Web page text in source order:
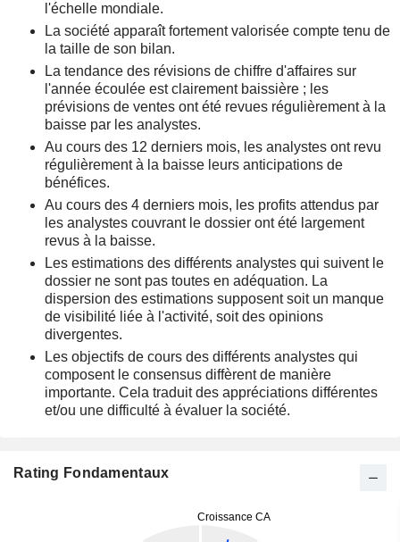
l'échelle mondiale.
La société apparaît fortement valorisée compte tenu de
la taille de son bilan.
La tendance des révisions de chiffre d'affaires sur
l'année écoulée est clairement baissière ; les
prévisions de ventes ont été revues régulièrement à la
baisse par les analystes.
Au cours des 12 derniers mois, les analystes ont revu
régulièrement à la baisse leurs anticipations de
bénéfices.
Au cours des 4 derniers mois, les profits attendus par
les analystes couvrant le dossier ont été largement
revus à la baisse.
Les estimations des différents analystes qui suivent le
dossier ne sont pas toutes en adéquation. La
dispersion des estimations supposent soit un manque
de visibilité liée à l'activité, soit des opinions
divergentes.
Les objectifs de cours des différents analystes qui
composent le consensus diffèrent de manière
importante. Cela traduit des appréciations différentes
et/ou une difficulté à évaluer la société.
Rating Fondamentaux